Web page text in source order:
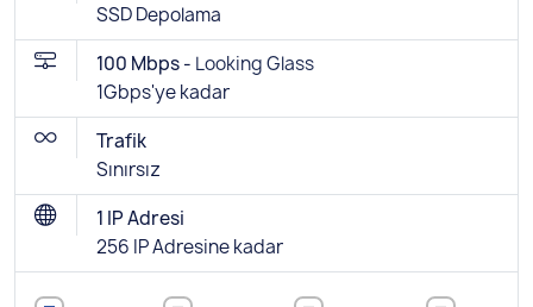
SSD Depolama
100 Mbps - Looking Glass
1Gbps'ye kadar
Trafik
Sınırsız
1 IP Adresi
256 IP Adresine kadar